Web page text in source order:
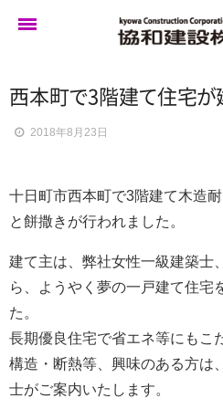
ホーム
ブログ
イベント
西本町で3階建て住宅が
2018年8月23日
十日町市西本町で3階建て木造
と餅撒きが行われました。
建て主は、弊社女性一級建築士
ら、ようやく夢の一戸建て住宅
た。
長期優良住宅で省エネ等にもこ
構造・断熱等、興味のある方は
士がご案内いたします。